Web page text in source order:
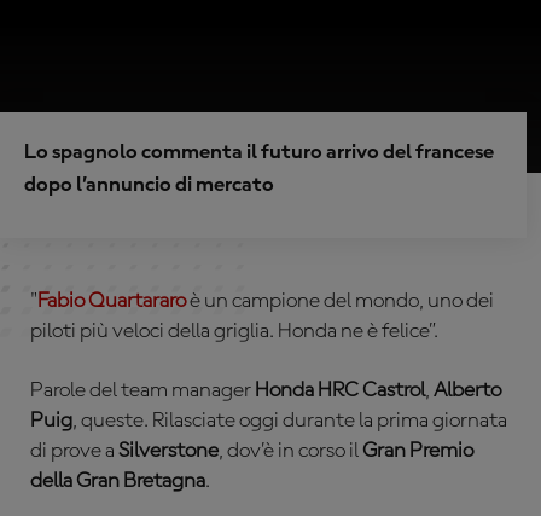
Lo spagnolo commenta il futuro arrivo del francese
dopo l’annuncio di mercato
" Fabio Quartararoè un campione del mondo, uno dei
piloti più veloci della griglia. Honda ne è felice”.
Parole del team manager Honda HRC Castrol, Alberto
Puig, queste. Rilasciate oggi durante la prima giornata
di prove a Silverstone, dov’è in corso il Gran Premio
della Gran Bretagna.